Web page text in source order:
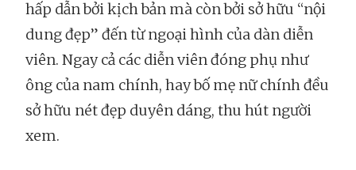
hấp dẫn bởi kịch bản mà còn bởi sở hữu “nội
dung đẹp” đến từ ngoại hình của dàn diễn
viên. Ngay cả các diễn viên đóng phụ như
ông của nam chính, hay bố mẹ nữ chính đều
sở hữu nét đẹp duyên dáng, thu hút người
xem.